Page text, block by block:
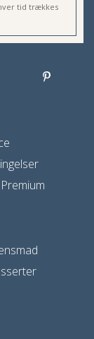
tid trækkes